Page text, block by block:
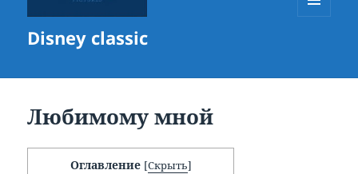
Disney classic
Любимому мной
Оглавление [Скрыть]